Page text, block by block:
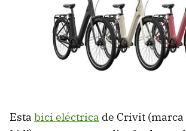
Esta bici eléctrica de Crivit